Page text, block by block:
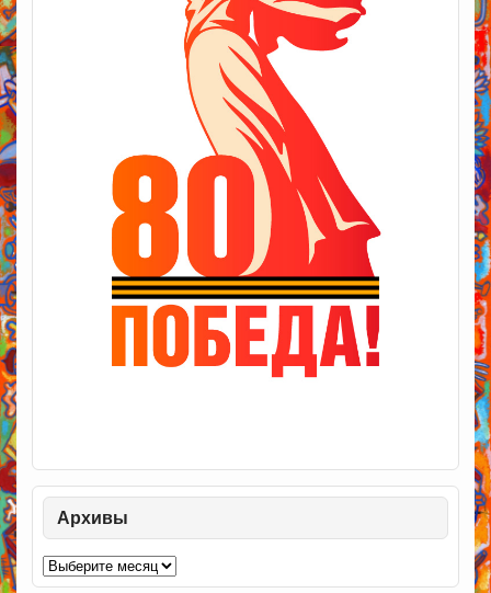
Архивы
Архивы